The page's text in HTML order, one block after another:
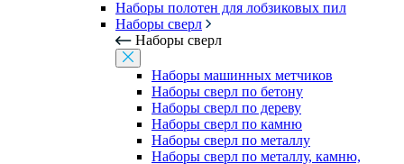
Наборы полотен для лобзиковых пил
Наборы сверл
Наборы сверл
Наборы машинных метчиков
Наборы сверл по бетону
Наборы сверл по дереву
Наборы сверл по камню
Наборы сверл по металлу
Наборы сверл по металлу, камню,